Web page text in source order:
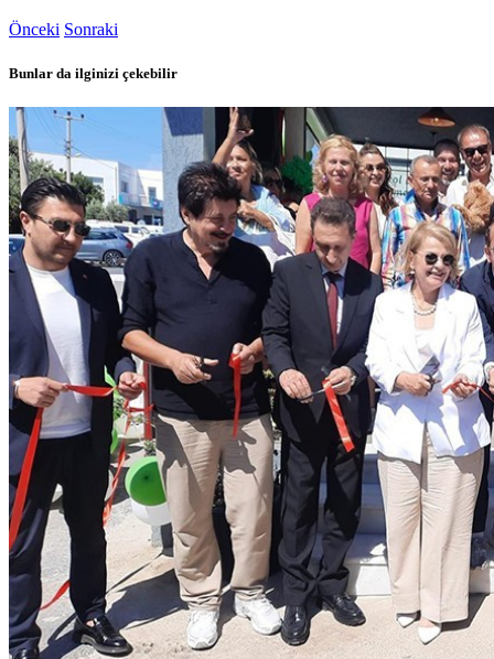
Önceki Sonraki
Bunlar da ilginizi çekebilir